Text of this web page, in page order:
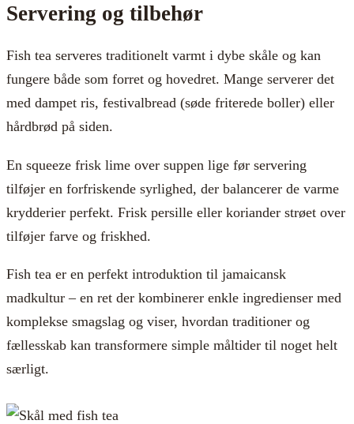
Servering og tilbehør
Fish tea serveres traditionelt varmt i dybe skåle og kan
fungere både som forret og hovedret. Mange serverer det
med dampet ris, festivalbread (søde friterede boller) eller
hårdbrød på siden.
En squeeze frisk lime over suppen lige før servering
tilføjer en forfriskende syrlighed, der balancerer de varme
krydderier perfekt. Frisk persille eller koriander strøet over
tilføjer farve og friskhed.
Fish tea er en perfekt introduktion til jamaicansk
madkultur – en ret der kombinerer enkle ingredienser med
komplekse smagslag og viser, hvordan traditioner og
fællesskab kan transformere simple måltider til noget helt
særligt.